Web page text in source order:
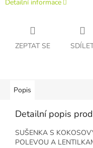
Detailní informace
ZEPTAT SE
Popis
Detailní popis
SUŠENKA S
POLEVOU A